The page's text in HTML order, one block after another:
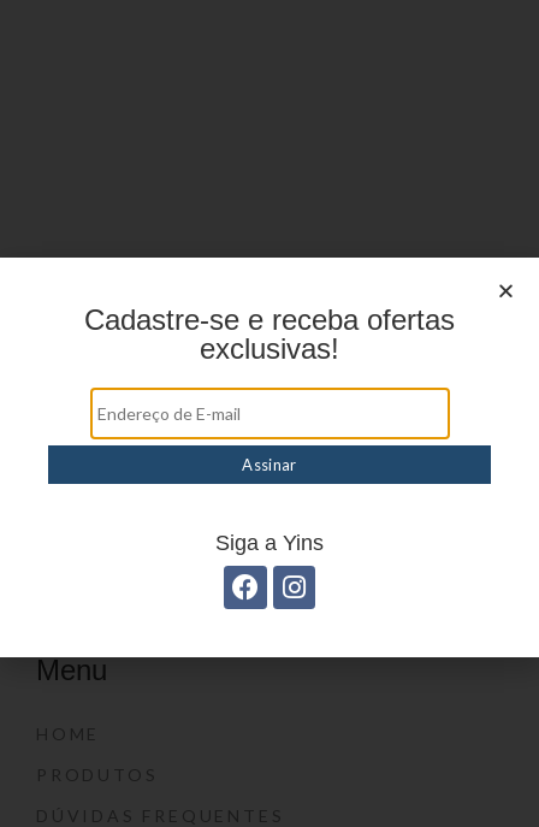
Menu
HOME
PRODUTOS
DÚVIDAS FREQUENTES
Cadastre-se e receba ofertas
exclusivas!
Siga a Yins